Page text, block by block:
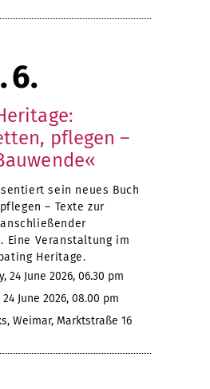
6
pflegen –
sein neues Buch
– Texte zur
Eine Veranstaltung im
Heritage.
24 June 2026, 06.30 pm
June 2026, 08.00 pm
Weimar, Marktstraße 16